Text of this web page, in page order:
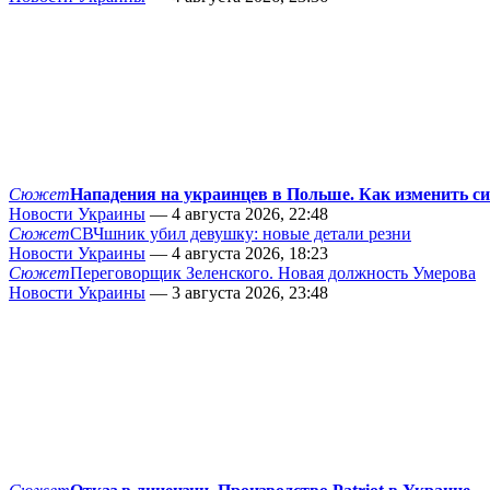
СюжетНападения на украинцев в Польше. Как изменить
Новости Украины — 4 августа 2026, 22:48
СюжетСВЧшник убил девушку: новые детали резни
Новости Украины — 4 августа 2026, 18:23
СюжетПереговорщик Зеленского. Новая должность Умерова
Новости Украины — 3 августа 2026, 23:48